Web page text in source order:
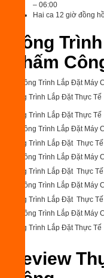
– 06:00
Hai ca 12 giờ đồng
Công
Chấm
Công Trình Lắp Đặt Thực Tế
Công Trình Lắp Đặt Thực Tế
Công Trình Lắp Đặt Thực Tế
Công Trình Lắp Đặt Thực Tế
Công Trình Lắp Đặt Thực Tế
Công Trình Lắp Đặt Thực Tế
Review